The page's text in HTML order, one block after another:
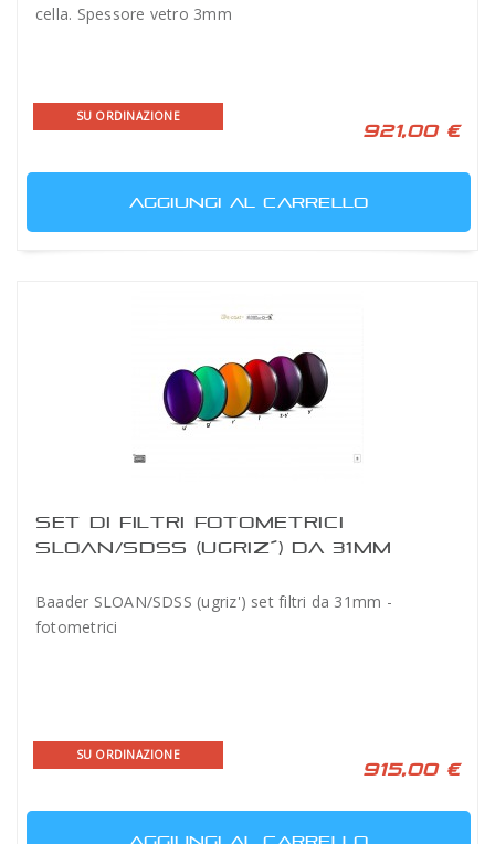
cella. Spessore vetro 3mm
SU ORDINAZIONE
921,00 €
AGGIUNGI AL CARRELLO
SET DI FILTRI FOTOMETRICI
SLOAN/SDSS (UGRIZ´) DA 31MM
Baader SLOAN/SDSS (ugriz') set filtri da 31mm -
fotometrici
SU ORDINAZIONE
915,00 €